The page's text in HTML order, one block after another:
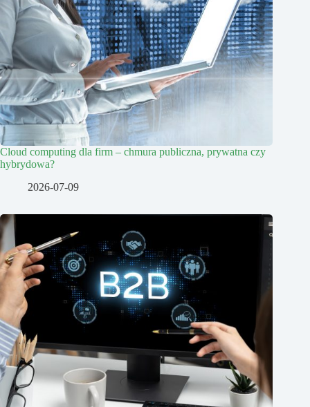
Cloud computing dla firm – chmura publiczna, prywatna czy
hybrydowa?
2026-07-09